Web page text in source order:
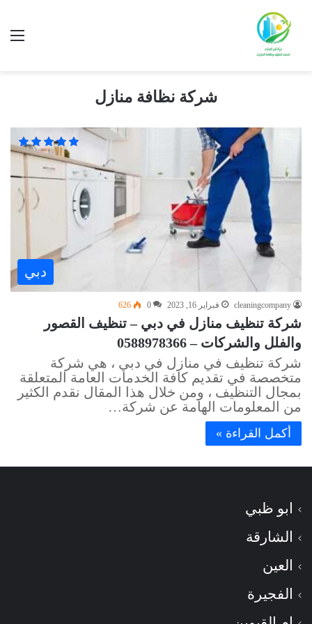
شركة نظافة منازل
دبي
cleaningcompany فبراير 16, 2023 0
626
شركة تنظيف منازل في دبي – تنظيف القصور
والفلل والشركات – 0588978366
شركة تنظيف في منازل في دبي ، هي شركة
متخصصة في تقديم كافة الخدمات العامة المتعلقة
بمجال التنظيف ، ومن خلال هذا المقال نقدم الكثير
من المعلومات الهامة عن شركة…
أكمل القراءة »
ابو ظبي
الشارقة
العين
الفجيرة